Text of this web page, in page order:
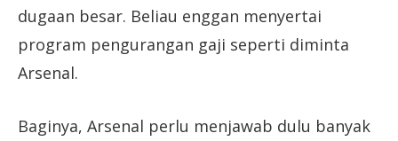
dugaan besar. Beliau enggan menyertai
program pengurangan gaji seperti diminta
Arsenal.
Baginya, Arsenal perlu menjawab dulu banyak